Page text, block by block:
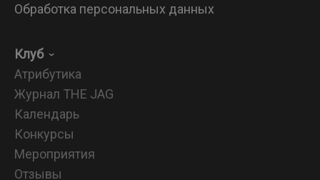
Обработка персональных данных
Клуб
Атрибутика
Журнал THE JAG
Календарь
Конкурсы
Мероприятия
Отзывы